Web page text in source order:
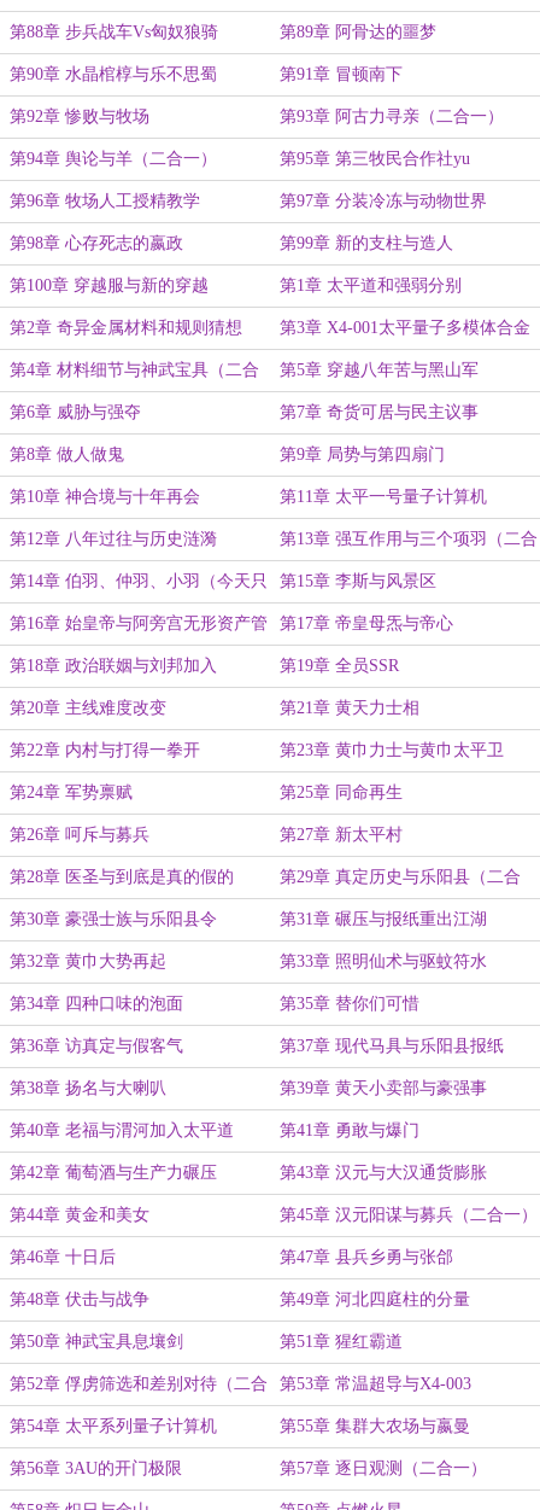
好意思晚了一点）
第88章 步兵战车Vs匈奴狼骑 第89章 阿骨达的噩梦
第90章 水晶棺椁与乐不思蜀 第91章 冒顿南下
第92章 惨败与牧场 第93章 阿古力寻亲（二合一）
第94章 舆论与羊（二合一） 第95章 第三牧民合作社yu
第96章 牧场人工授精教学 第97章 分装冷冻与动物世界
第98章 心存死志的嬴政 第99章 新的支柱与造人
第100章 穿越服与新的穿越 第1章 太平道和强弱分别
第2章 奇异金属材料和规则猜想
（二合一）
第3章 X4-001太平量子多模体合金
（二合一）
第4章 材料细节与神武宝具（二合
一）
第5章 穿越八年苦与黑山军
第6章 威胁与强夺 第7章 奇货可居与民主议事
第8章 做人做鬼 第9章 局势与第四扇门
第10章 神合境与十年再会 第11章 太平一号量子计算机
第12章 八年过往与历史涟漪 第13章 强互作用与三个项羽（二合
一）
第14章 伯羽、仲羽、小羽（今天只
有一更了抱歉……）
第15章 李斯与风景区
第16章 始皇帝与阿旁宫无形资产管
理有限公司
第17章 帝皇母炁与帝心
第18章 政治联姻与刘邦加入 第19章 全员SSR
第20章 主线难度改变 第21章 黄天力士相
第22章 内村与打得一拳开 第23章 黄巾力士与黄巾太平卫
第24章 军势禀赋 第25章 同命再生
第26章 呵斥与募兵 第27章 新太平村
第28章 医圣与到底是真的假的 第29章 真定历史与乐阳县（二合
一）
第30章 豪强士族与乐阳县令 第31章 碾压与报纸重出江湖
第32章 黄巾大势再起 第33章 照明仙术与驱蚊符水
第34章 四种口味的泡面 第35章 替你们可惜
第36章 访真定与假客气 第37章 现代马具与乐阳县报纸
第38章 扬名与大喇叭 第39章 黄天小卖部与豪强事
第40章 老福与渭河加入太平道 第41章 勇敢与爆门
第42章 葡萄酒与生产力碾压 第43章 汉元与大汉通货膨胀
第44章 黄金和美女 第45章 汉元阳谋与募兵（二合一）
第46章 十日后 第47章 县兵乡勇与张郃
第48章 伏击与战争 第49章 河北四庭柱的分量
第50章 神武宝具息壤剑 第51章 猩红霸道
第52章 俘虏筛选和差别对待（二合
一）
第53章 常温超导与X4-003
第54章 太平系列量子计算机 第55章 集群大农场与嬴曼
第56章 3AU的开门极限 第57章 逐日观测（二合一）